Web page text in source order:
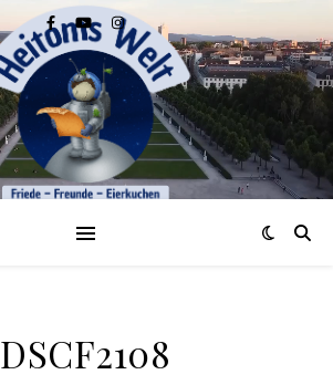
DSCF2108